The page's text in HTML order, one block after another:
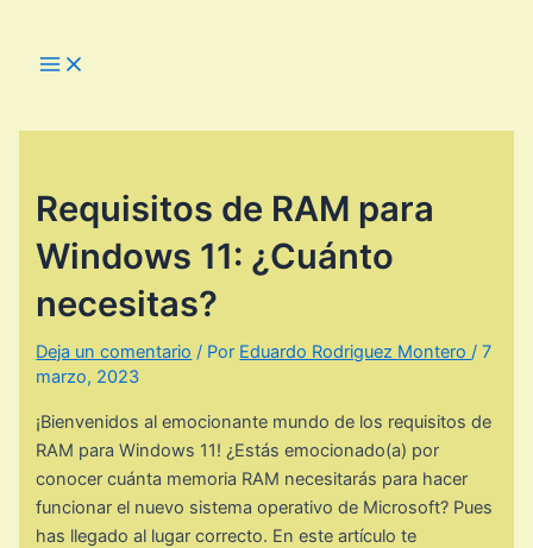
Main
Menu
Requisitos de RAM para
Windows 11: ¿Cuánto
necesitas?
Deja un comentario / Por Eduardo Rodriguez Montero/7
marzo, 2023
¡Bienvenidos al emocionante mundo de los requisitos de
RAM para Windows 11! ¿Estás emocionado(a) por
conocer cuánta memoria RAM necesitarás para hacer
funcionar el nuevo sistema operativo de Microsoft? Pues
has llegado al lugar correcto. En este artículo te